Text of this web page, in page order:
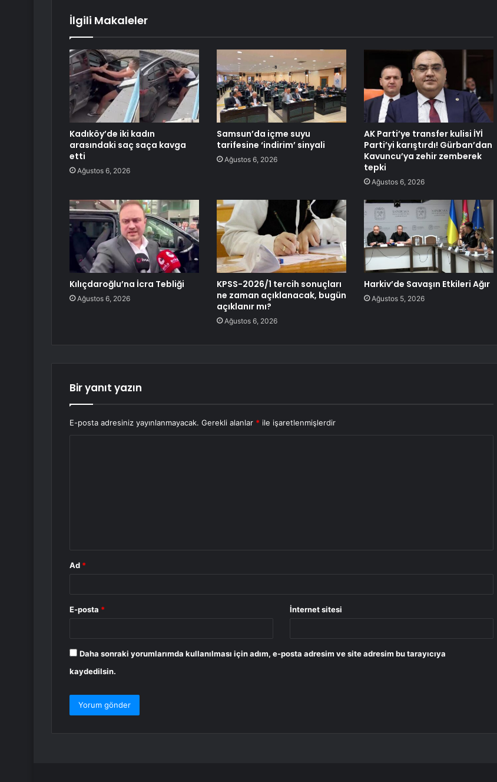
İlgili Makaleler
Kadıköy’de iki kadın
arasındaki saç saça kavga
etti
Ağustos 6, 2026
Samsun’da içme suyu
tarifesine ‘indirim’ sinyali
Ağustos 6, 2026
AK Parti’ye transfer kulisi İYİ
Parti’yi karıştırdı! Gürban’dan
Kavuncu’ya zehir zemberek
tepki
Ağustos 6, 2026
Kılıçdaroğlu’na İcra Tebliği
Ağustos 6, 2026
KPSS-2026/1 tercih sonuçları
ne zaman açıklanacak, bugün
açıklanır mı?
Ağustos 6, 2026
Harkiv’de Savaşın Etkileri Ağır
Ağustos 5, 2026
Bir yanıt yazın
E-posta adresiniz yayınlanmayacak. Gerekli alanlar * ile işaretlenmişlerdir
Ad *
E-posta * İnternet sitesi
Daha sonraki yorumlarımda kullanılması için adım, e-posta adresim ve site adresim bu tarayıcıya
kaydedilsin.